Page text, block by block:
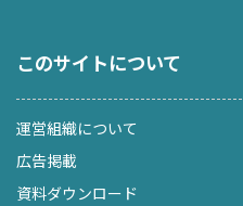
このサイトについて
運営組織について
広告掲載
資料ダウンロード